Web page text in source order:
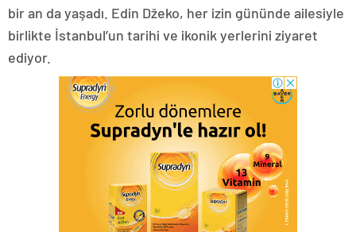
bir an da yaşadı. Edin Džeko, her izin gününde ailesiyle
birlikte İstanbul’un tarihi ve ikonik yerlerini ziyaret
ediyor.